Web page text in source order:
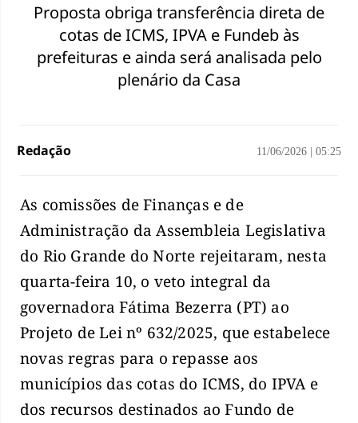
Proposta obriga transferência direta de
cotas de ICMS, IPVA e Fundeb às
prefeituras e ainda será analisada pelo
plenário da Casa
Redação 11/06/2026 05:25
As comissões de Finanças e de
Administração da Assembleia Legislativa
do Rio Grande do Norte rejeitaram, nesta
quarta-feira 10, o veto integral da
governadora Fátima Bezerra (PT) ao
Projeto de Lei nº 632/2025, que estabelece
novas regras para o repasse aos
municípios das cotas do ICMS, do IPVA e
dos recursos destinados ao Fundo de